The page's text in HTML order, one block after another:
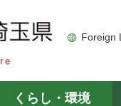
Foreign
くらし・環境